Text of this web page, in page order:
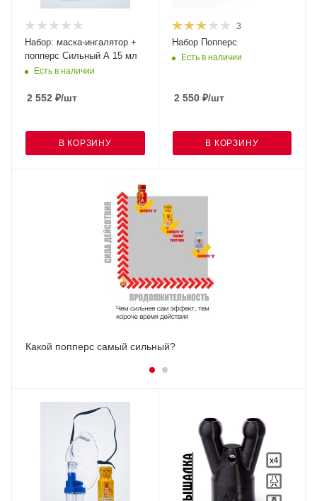
Набор: маска-ингалятор +
попперс Сильный А 15 мл
Есть в наличии
2 552 ₽/шт
В КОРЗИНУ
3
Набор Попперс
Есть в наличии
2 550₽/шт
В КОРЗИНУ
Какой попперс самый сильный?